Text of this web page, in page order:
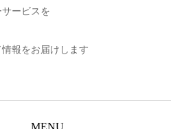
ービスを
報をお届けします
MENU